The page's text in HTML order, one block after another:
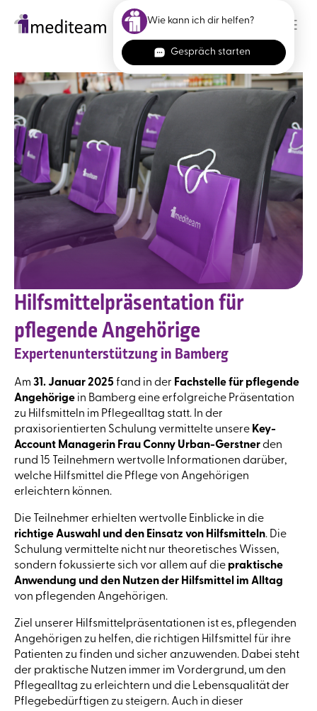
Hilfsmittelpräsentation für
pflegende Angehörige
Expertenunterstützung in Bamberg
Am 31. Januar 2025 fand in der Fachstelle für pflegende
Angehörige in Bamberg eine erfolgreiche Präsentation
zu Hilfsmitteln im Pflegealltag statt. In der
praxisorientierten Schulung vermittelte unsere Key-
Account Managerin Frau Conny Urban-Gerstnerden
rund 15 Teilnehmern wertvolle Informationen darüber,
welche Hilfsmittel die Pflege von Angehörigen
erleichtern können.
Die Teilnehmer erhielten wertvolle Einblicke in die
richtige Auswahl und den Einsatz von Hilfsmitteln. Die
Schulung vermittelte nicht nur theoretisches Wissen,
sondern fokussierte sich vor allem auf die praktische
Anwendung und den Nutzen der Hilfsmittel im Alltag
von pflegenden Angehörigen.
Ziel unserer Hilfsmittelpräsentationen ist es, pflegenden
Angehörigen zu helfen, die richtigen Hilfsmittel für ihre
Patienten zu finden und sicher anzuwenden. Dabei steht
der praktische Nutzen immer im Vordergrund, um den
Pflegealltag zu erleichtern und die Lebensqualität der
Pflegebedürftigen zu steigern. Auch in dieser